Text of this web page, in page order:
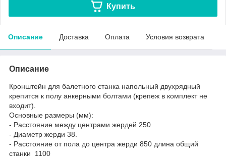
Купить
Описание Доставка Оплата Условия возврата
Описание
Кронштейн для балетного станка напольный двухрядный
крепится к полу анкерными болтами (крепеж в комплект не
входит).
Основные размеры (мм):
- Расстояние между центрами жердей 250
- Диаметр жерди 38.
- Расстояние от пола до центра жерди 850 длина общий
станки 1100